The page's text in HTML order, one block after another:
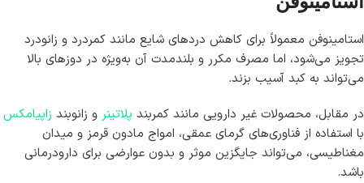
استامینوفن معمولاً برای کاهش دردهای شایع مانند کمردرد و زانودرد
تجویز می‌شود، اما مصرف مکرر و بلندمدت آن به‌ویژه در دوزهای بالا
می‌تواند به کبد آسیب بزند.
در مقابل، محصولات غیر دارویی مانند کمربند پلاتینر و زانوبند زاپیامکس
با استفاده از فناوری‌های گرمای عمقی، امواج مادون قرمز و میدان
مغناطیسی، می‌تواند جایگزین موثر و بدون عوارضی برای دارودرمانی
باشد.